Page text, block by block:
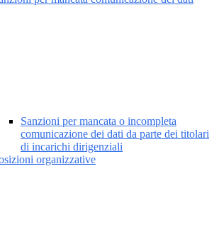
Sanzioni per mancata o incompleta
comunicazione dei dati da parte dei titolari
di incarichi dirigenziali
organizzative